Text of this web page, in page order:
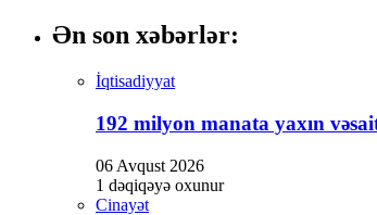
Hacklink
Hacklink panel
Hacklink Panel
Ən son xəbərlər:
İqtisadiyyat
192 milyon manata yaxın
06 Avqust 2026
1 dəqiqəyə oxunur
Cinayət